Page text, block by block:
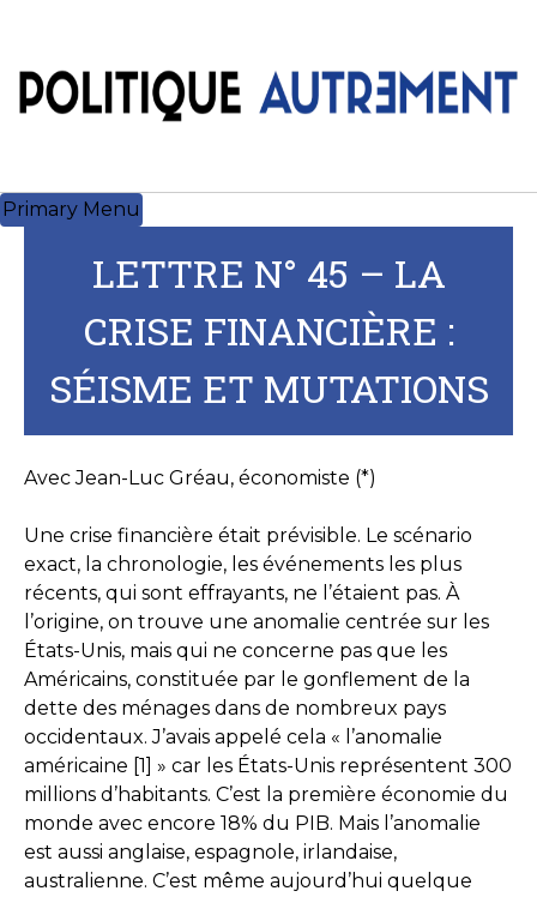
content
Primary Menu
LETTRE N° 45 – LA
CRISE FINANCIÈRE :
SÉISME ET MUTATIONS
Avec Jean-Luc Gréau, économiste (*)
Une crise financière était prévisible. Le scénario
exact, la chronologie, les événements les plus
récents, qui sont effrayants, ne l’étaient pas. À
l’origine, on trouve une anomalie centrée sur les
États-Unis, mais qui ne concerne pas que les
Américains, constituée par le gonflement de la
dette des ménages dans de nombreux pays
occidentaux. J’avais appelé cela « l’anomalie
américaine [1] » car les États-Unis représentent 300
millions d’habitants. C’est la première économie du
monde avec encore 18% du PIB. Mais l’anomalie
est aussi anglaise, espagnole, irlandaise,
australienne. C’est même aujourd’hui quelque